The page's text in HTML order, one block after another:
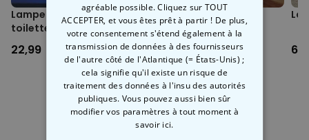
Lampe Techno pour
toilettes
22,99 CHF
Lampe canard
34,99 CHF
agréable possible. Cliquez sur TOUT
ACCEPTER, et vous êtes prêt à partir ! De plus,
votre consentement s'étend également à la
transmission de données à des fournisseurs
de l'autre côté de l'Atlantique (= États-Unis) ;
cela signifie qu'il existe un risque de
traitement des données à l'insu des autorités
publiques. Vous pouvez aussi bien sûr
modifier vos paramètres à tout moment à
savoir ici.